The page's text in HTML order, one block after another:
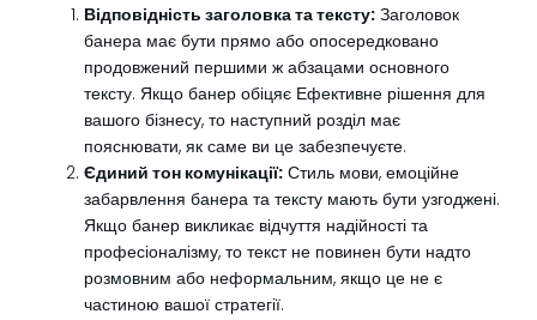
Відповідність заголовка та тексту: Заголовок
банера має бути прямо або опосередковано
продовжений першими ж абзацами основного
тексту. Якщо банер обіцяє Ефективне рішення для
вашого бізнесу, то наступний розділ має
пояснювати, як саме ви це забезпечуєте.
Єдиний тон комунікації: Стиль мови, емоційне
забарвлення банера та тексту мають бути узгоджені.
Якщо банер викликає відчуття надійності та
професіоналізму, то текст не повинен бути надто
розмовним або неформальним, якщо це не є
частиною вашої стратегії.